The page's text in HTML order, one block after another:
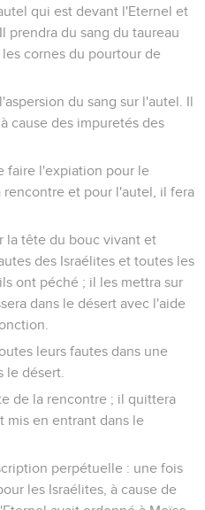
qui est devant l'Eternel et
prendra du sang du taureau
cornes du pourtour de
du sang sur l'autel. Il
cause des impuretés des
faire l'expiation pour le
et pour l'autel, il fera
la tête du bouc vivant et
des Israélites et toutes les
ont péché ; il les mettra sur
dans le désert avec l'aide
leurs fautes dans une
le désert.
de la rencontre ; il quittera
mis en entrant dans le
perpétuelle : une fois
les Israélites, à cause de